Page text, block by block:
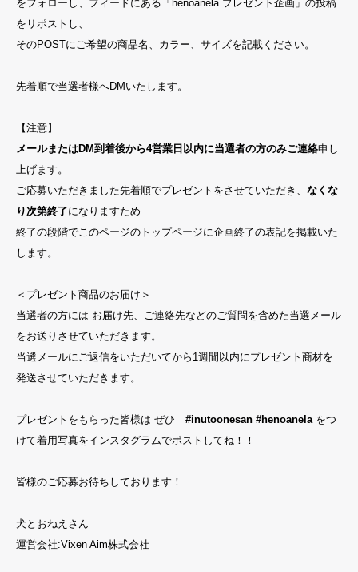
をフォローし、フィードにある「henoanela プレゼント企画」の投稿
をリポストし、
そのPOSTにご希望の商品名、カラー、サイズを記載ください。
先着順で当選者様へDMいたします。
【注意】
メールまたはDM到着後から4営業日以内に当選者の方のみご連絡申し
上げます。
ご応募いただきました先着順でプレゼントをさせていただき、 なくな
り次第終了になりますため
終了の段階でこのページのトップページに企画終了の表記を掲載いた
します。
＜プレゼント商品のお届け＞
当選者の方には お届け先、ご連絡先などのご質問を含めた当選メール
をお送りさせていただきます。
当選メールにご返信をいただいてから1週間以内にプレゼント商材を
発送させていただきます。
プレゼントをもらった皆様は ぜひ #inutoonesan #henoanela をつ
けて着用写真をインスタグラムでポストしてね！！
皆様のご応募お待ちしております！
犬とおねえさん
運営会社:Vixen Aim株式会社